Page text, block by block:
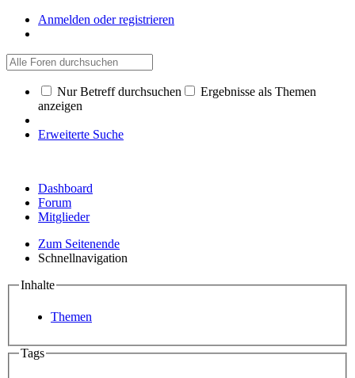
Anmelden oder registrieren
Nur Betreff durchsuchen
Ergebnisse als Themen
anzeigen
Erweiterte Suche
Dashboard
Forum
Mitglieder
Zum Seitenende
Schnellnavigation
Inhalte
Themen
Tags